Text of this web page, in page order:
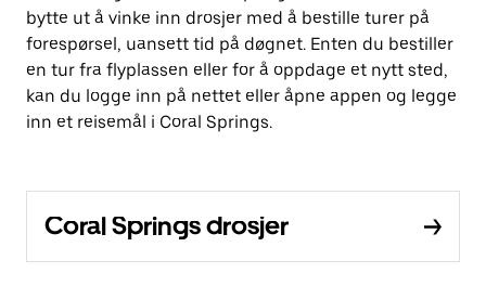
bytte ut å vinke inn drosjer med å bestille turer på
forespørsel, uansett tid på døgnet. Enten du bestiller
en tur fra flyplassen eller for å oppdage et nytt sted,
kan du logge inn på nettet eller åpne appen og legge
inn et reisemål i Coral Springs.
Coral Springs drosjer